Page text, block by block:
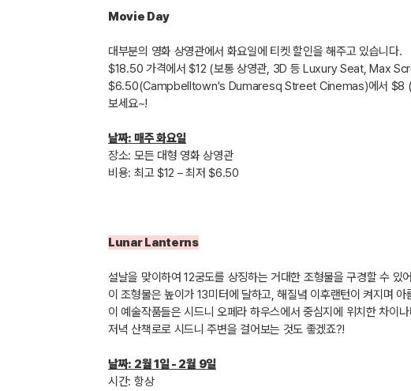
Movie Day
대부분의 영화 상영관에서 화요일에 티켓 할인을 해주고 있습니다.
$18.50 가격에서 $12 (보통 상영관, 3D 등 Luxury Seat, Max
$6.50(Campbelltown's Dumaresq Street Cinemas)에서 $8
보세요~!
날짜: 매주 화요일
장소: 모든 대형 영화 상영관
비용: 최고$12 – 최저 $6.50
Lunar Lanterns
설날을 맞이하여 12궁도를 상징하는 거대한 조형물을 구경할 수 있
이 조형물은 높이가 13미터에 달하고,해질녘 이후랜턴이 켜지며 아
이 예술작품들은 시드니 오페라 하우스에서 중심지에 위치한 차이
저녁 산책로로 시드니 주변을 걸어보는 것도 좋겠죠?!
날짜: 2월1일- 2월 9일
시간: 항상